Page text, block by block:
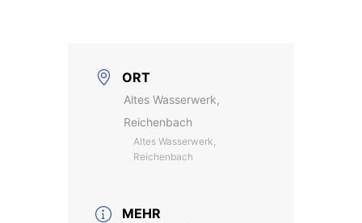
ORT
Altes Wasserwerk,
Reichenbach
Altes Wasserwerk,
Reichenbach
MEHR